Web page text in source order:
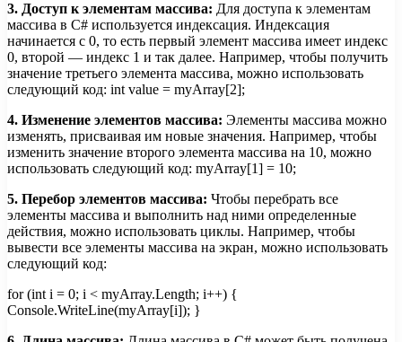
3. Доступ к элементам массива: Для доступа к элементам
массива в C# используется индексация. Индексация
начинается с 0, то есть первый элемент массива имеет индекс
0, второй — индекс 1 и так далее. Например, чтобы получить
значение третьего элемента массива, можно использовать
следующий код: int value = myArray[2];
4. Изменение элементов массива: Элементы массива можно
изменять, присваивая им новые значения. Например, чтобы
изменить значение второго элемента массива на 10, можно
использовать следующий код: myArray[1] = 10;
5. Перебор элементов массива: Чтобы перебрать все
элементы массива и выполнить над ними определенные
действия, можно использовать циклы. Например, чтобы
вывести все элементы массива на экран, можно использовать
следующий код:
for (int i = 0; i < myArray.Length; i++) {
Console.WriteLine(myArray[i]); }